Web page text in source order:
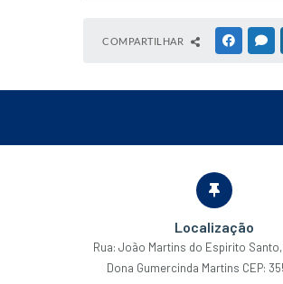
COMPARTILHAR
Localização
Rua: João Martins do Espirito Santo,
Dona Gumercinda Martins CEP: